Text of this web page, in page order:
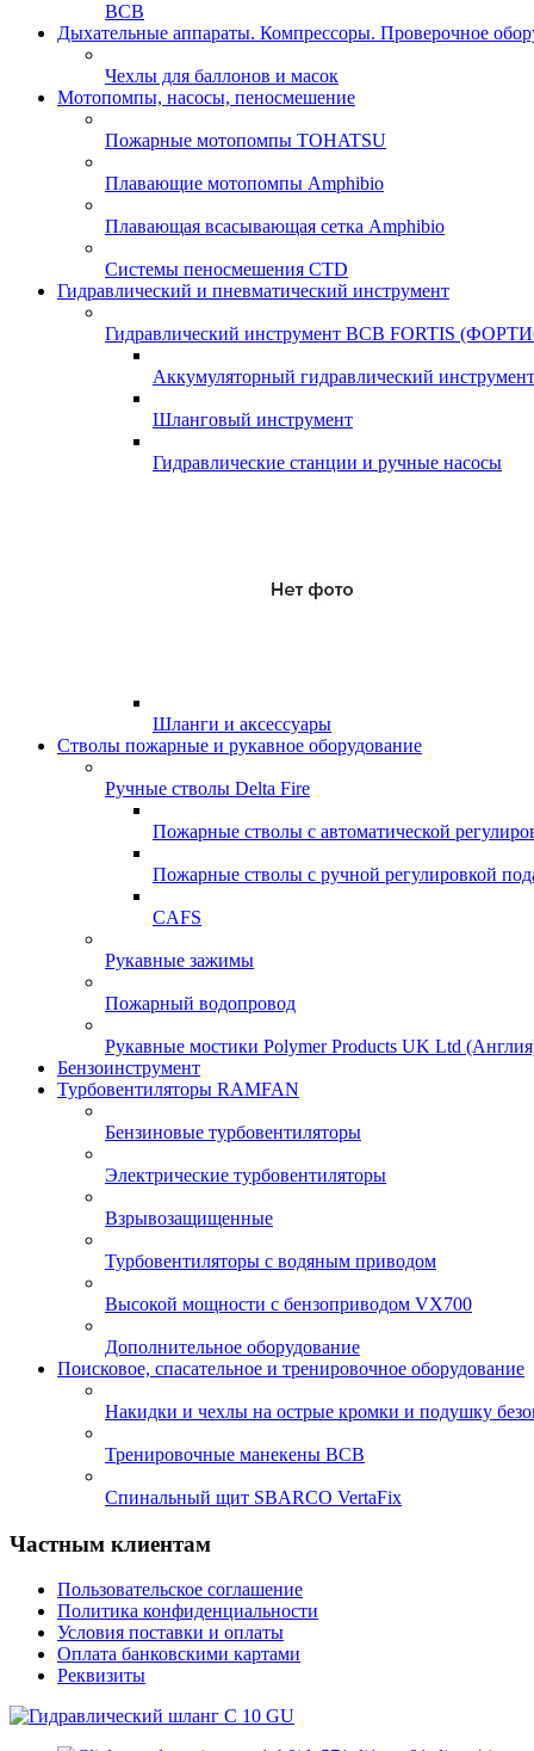
ВСВ
Дыхательные аппараты. Компрессоры. Проверочное
Чехлы для баллонов и масок
Мотопомпы, насосы, пеносмешение
Пожарные мотопомпы TOHATSU
Плавающие мотопомпы Amphibio
Плавающая всасывающая сетка Amphibio
Системы пеносмешения CTD
Гидравлический и пневматический инструмент
Гидравлический инструмент ВСВ FORTIS
Аккумуляторный гидравлический инструмент
Шланговый инструмент
Гидравлические станции и ручные насосы
Шланги и аксессуары
Стволы пожарные и рукавное оборудование
Ручные стволы Delta Fire
Пожарные стволы с автоматической
Пожарные стволы с ручной регулировкой
CAFS
Рукавные зажимы
Пожарный водопровод
Рукавные мостики Polymer Products UK Ltd
Бензоинструмент
Турбовентиляторы RAMFAN
Бензиновые турбовентиляторы
Электрические турбовентиляторы
Взрывозащищенные
Турбовентиляторы с водяным приводом
Высокой мощности с бензоприводом VX700
Дополнительное оборудование
Поисковое, спасательное и тренировочное оборудование
Накидки и чехлы на острые кромки и подушку
Тренировочные манекены ВСВ
Спинальный щит SBARCO VertaFix
Частным клиентам
Пользовательское соглашение
Политика конфиденциальности
Условия поставки и оплаты
Оплата банковскими картами
Реквизиты